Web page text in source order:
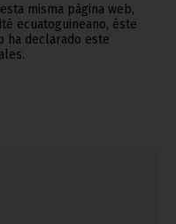
misma página web,
ecuatoguineano, éste
ha declarado este